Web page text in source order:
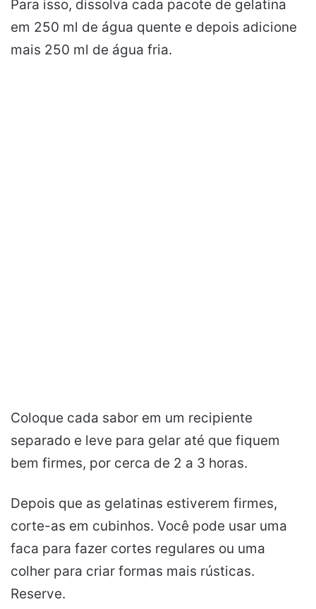
Para isso, dissolva cada pacote de gelatina
em 250 ml de água quente e depois adicione
mais 250 ml de água fria.
Coloque cada sabor em um recipiente
separado e leve para gelar até que fiquem
bem firmes, por cerca de 2 a 3 horas.
Depois que as gelatinas estiverem firmes,
corte-as em cubinhos. Você pode usar uma
faca para fazer cortes regulares ou uma
colher para criar formas mais rústicas.
Reserve.